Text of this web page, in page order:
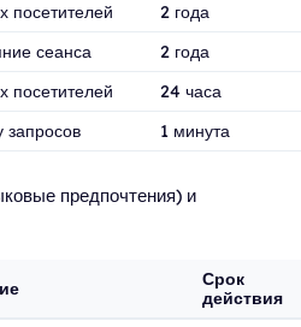
посетителей
2 года
сеанса
2 года
посетителей
24 часа
запросов 1 минута
предпочтения) и
Срок
действия